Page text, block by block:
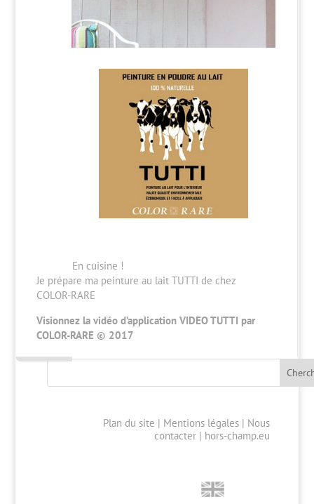
En cuisine !
Je prépare ma peinture au lait TUTTI de chez
COLOR-RARE
Visionnez la vidéo d’application VIDEO TUTTI par
COLOR-RARE © 2017
Plan du site | Mentions légales | Nous
contacter | hors-champ.eu